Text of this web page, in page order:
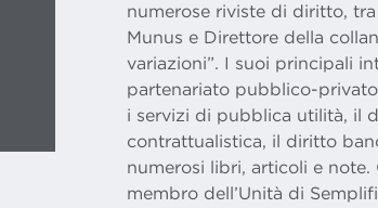
numerose riviste di diritto,
Munus e Direttore della
variazioni”. I suoi principali
partenariato pubblico-
i servizi di pubblica utilità, il
contrattualistica, il diritto
numerosi libri, articoli e note.
membro dell’Unità di